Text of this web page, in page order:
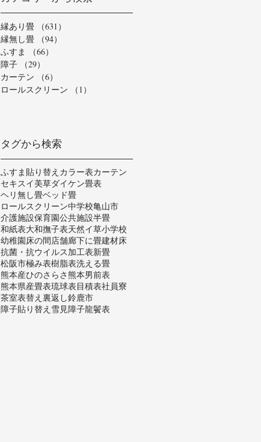
縁あり畳 （631）
縁無し畳
（94）
ふすま
（66）
障子
（29）
カーテン
（6）
ロールスクリーン
（1）
タグから検索
ふすま貼り替え カラー表カーテン
セキスイ美草ダイケン畳表
ヘリ無し畳ベッド畳
ロールスクリーン中学校亀山市
介護施設保育園公共施設半畳
和紙表大和撫子表天然イ草小学校
幼稚園床の間店舗廊下に畳建材床
抗菌・抗ウイルス加工表新畳
松阪市極み表樹脂表洗える畳
熊本産ひのさらさ熊本男前表
熊本県産畳表琉球表目積表社員寮
茶室表替え 裏返し鈴鹿市
障子貼り替え 雪見障子龍鬢表